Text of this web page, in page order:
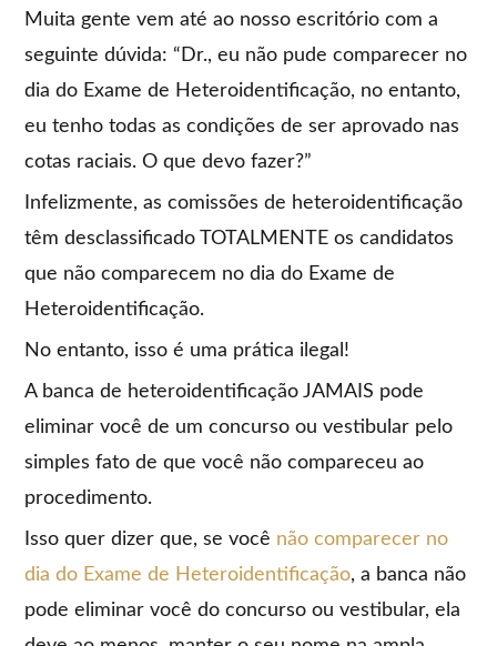
Muita gente vem até ao nosso escritório com a
seguinte dúvida: “Dr., eu não pude comparecer no
dia do Exame de Heteroidentificação, no entanto,
eu tenho todas as condições de ser aprovado nas
cotas raciais. O que devo fazer?”
Infelizmente, as comissões de heteroidentificação
têm desclassificado TOTALMENTE os candidatos
que não comparecem no dia do Exame de
Heteroidentificação.
No entanto, isso é uma prática ilegal!
A banca de heteroidentificação JAMAIS pode
eliminar você de um concurso ou vestibular pelo
simples fato de que você não compareceu ao
procedimento.
Isso quer dizer que, se você não comparecer no
dia do Exame de Heteroidentificação, a banca não
pode eliminar você do concurso ou vestibular, ela